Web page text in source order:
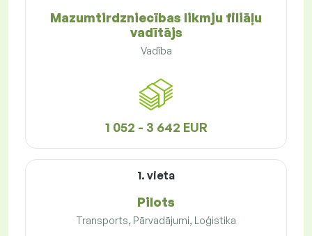
Mazumtirdzniecības likmju filiāļu
vadītājs
Vadība
1 052 - 3 642 EUR
1. vieta
Pilots
Transports, Pārvadājumi, Loģistika